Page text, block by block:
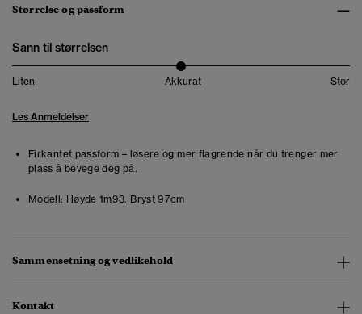
Størrelse og passform
Sann til størrelsen
Liten Akkurat Stor
Les Anmeldelser
Firkantet passform – løsere og mer flagrende når du trenger mer
plass å bevege deg på.
Modell: Høyde 1m93. Bryst 97cm
Sammensetning og vedlikehold
Kontakt